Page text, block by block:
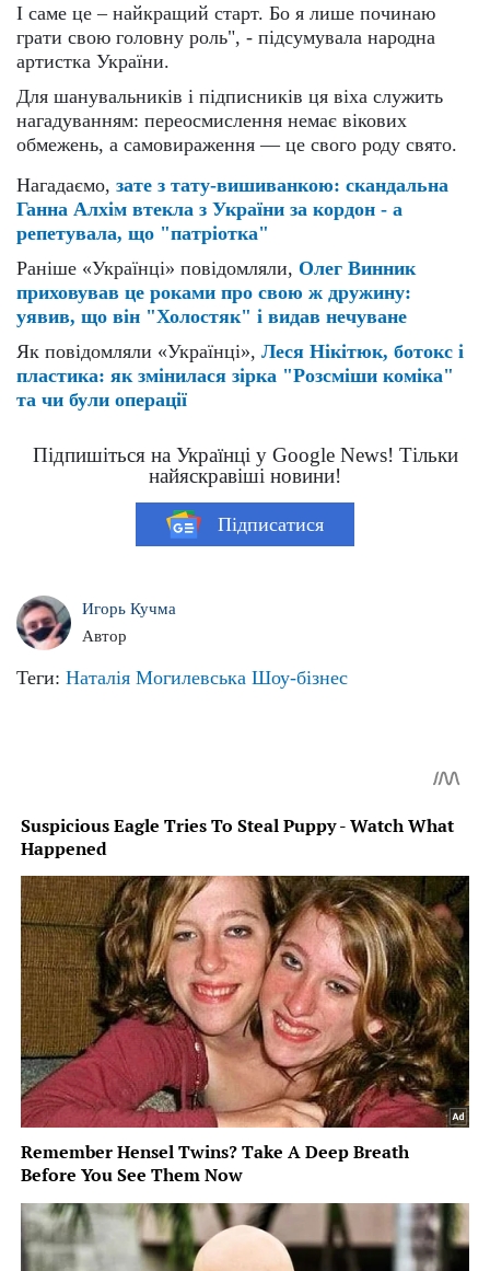
І саме це – найкращий старт. Бо я лише починаю
грати свою головну роль", - підсумувала народна
артистка України.
Для шанувальників і підписників ця віха служить
нагадуванням: переосмислення немає вікових
обмежень, а самовираження — це свого роду свято.
Нагадаємо, зате з тату-вишиванкою: скандальна
Ганна Алхім втекла з України за кордон - а
репетувала, що "патріотка"
Раніше «Українці» повідомляли, Олег Винник
приховував це роками про свою ж дружину:
уявив, що він "Холостяк" і видав нечуване
Як повідомляли «Українці», Леся Нікітюк, ботокс і
пластика: як змінилася зірка "Розсміши коміка"
та чи були операції
Підпишіться на Українці у Google News! Тільки
найяскравіші новини!
Підписатися
Игорь Кучма
Автор
Теги: Наталія Могилевська Шоу-бізнес